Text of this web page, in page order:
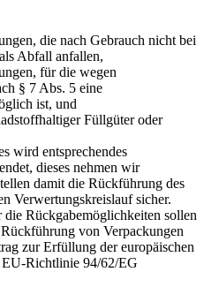
die nach Gebrauch nicht bei
Abfall anfallen,
für die wegen
§ 7 Abs. 5 eine
ist, und
Füllgüter oder
wird entsprechendes
dieses nehmen wir
damit die Rückführung des
Verwertungskreislauf sicher.
Rückgabemöglichkeiten sollen
von Verpackungen
zur Erfüllung der europäischen
EU-Richtlinie 94/62/EG